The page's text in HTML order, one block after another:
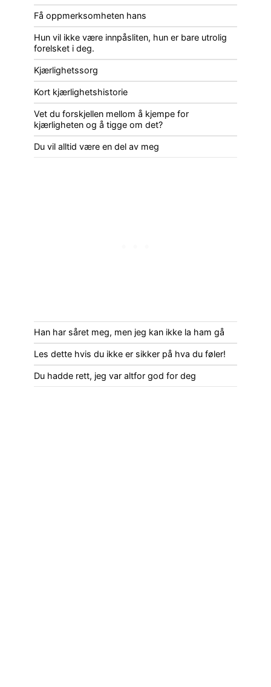
Få oppmerksomheten hans
Hun vil ikke være innpåsliten, hun er bare utrolig
forelsket i deg.
Kjærlighetssorg
Kort kjærlighetshistorie
Vet du forskjellen mellom å kjempe for
kjærligheten og å tigge om det?
Du vil alltid være en del av meg
Han har såret meg, men jeg kan ikke la ham gå
Les dette hvis du ikke er sikker på hva du føler!
Du hadde rett, jeg var altfor god for deg